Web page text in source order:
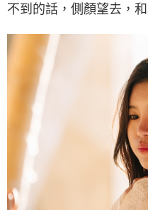
不到的話，側顏望去，